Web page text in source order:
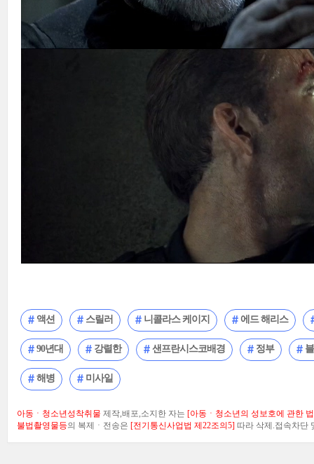
액션 스릴러 니콜라스 케이지 에드 해리스
90년대 강렬한 샌프란시스코배경 정부
해병 미사일
아동ㆍ청소년성착취물 제작,배포,소지한 자는 [아동ㆍ청소년의 성보호에 관한
불법촬영물등의 복제ㆍ전송은 [전기통신사업법 제22조의5] 따라 삭제.접속차단